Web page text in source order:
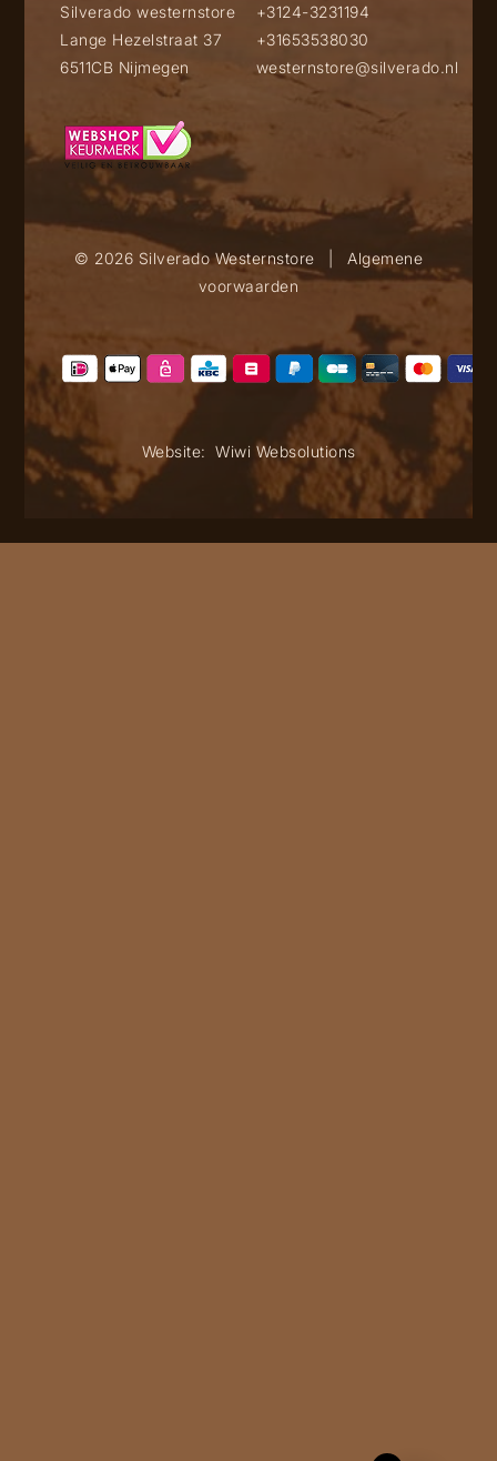
Silverado westernstore
Lange Hezelstraat 37
6511CB Nijmegen
+3124-3231194
+31653538030
westernstore@silverado.nl
© 2026 Silverado Westernstore
Algemene
voorwaarden
Website: Wiwi Websolutions